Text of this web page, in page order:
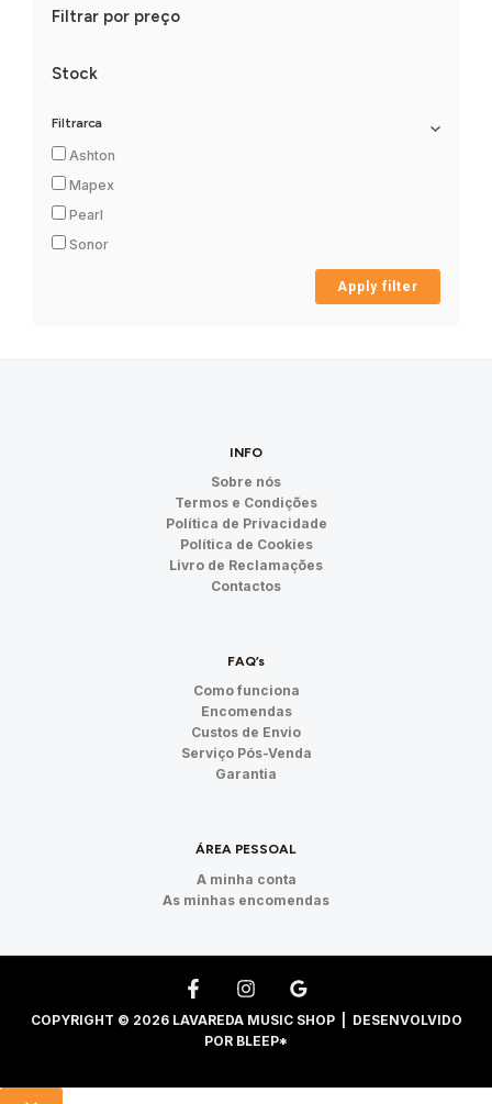
Filtrar por preço
Stock
Filtrarca
Ashton
Mapex
Pearl
Sonor
Apply filter
INFO
Sobre nós
Termos e Condições
Política de Privacidade
Política de Cookies
Livro de Reclamações
Contactos
FAQ’s
Como funciona
Encomendas
Custos de Envio
Serviço Pós-Venda
Garantia
ÁREA PESSOAL
A minha conta
As minhas encomendas
COPYRIGHT © 2026 LAVAREDA MUSIC SHOP | DESENVOLVIDO
POR BLEEP*